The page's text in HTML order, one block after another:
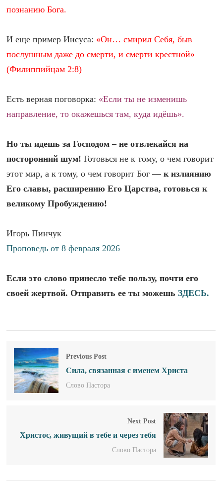
познанию Бога.
И еще пример Иисуса: «Он… смирил Себя, быв
послушным даже до смерти, и смерти крестной»
(Филиппийцам 2:8)
Есть верная поговорка: «Если ты не изменишь
направление, то окажешься там, куда идёшь».
Но ты идешь за Господом – не отвлекайся на
посторонний шум!Готовься не к тому, о чем говорит
этот мир, а к тому, о чем говорит Бог —к излиянию
Его славы, расширению Его Царства, готовься к
великому Пробуждению!
Игорь Пинчук
Проповедь от 8 февраля 2026
Если это слово принесло тебе пользу, почти его
своей жертвой. Отправить ее ты можешьЗДЕСЬ.
Previous Post
Сила, связанная с именем Христа
Слово Пастора
Next Post
Христос, живущий в тебе и через тебя
Слово Пастора